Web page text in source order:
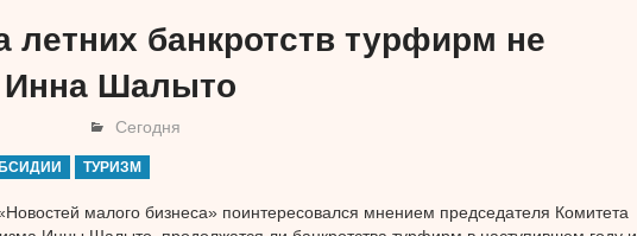
летних банкротств турфирм не
Инна Шалыто
Сегодня
ТУРИЗМ
малого бизнеса» поинтересовался мнением председателя Комитета